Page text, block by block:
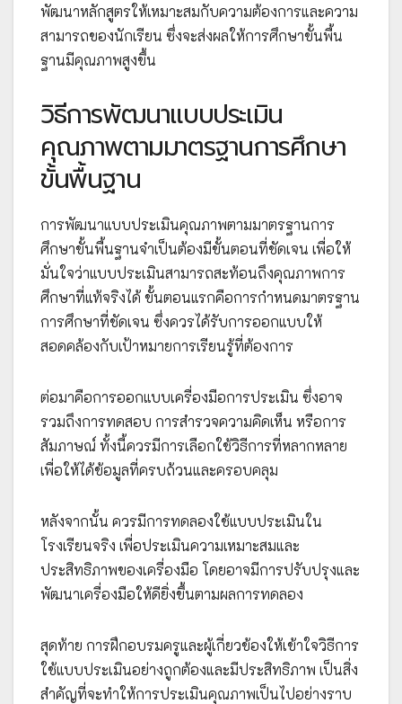
พัฒนาหลักสูตรให้เหมาะสมกับความต้องการและความ
สามารถของนักเรียน ซึ่งจะส่งผลให้การศึกษาขั้นพื้น
ฐานมีคุณภาพสูงขึ้น
วิธีการพัฒนาแบบประเมิน
คุณภาพตามมาตรฐานการศึกษา
ขั้นพื้นฐาน
การพัฒนาแบบประเมินคุณภาพตามมาตรฐานการ
ศึกษาขั้นพื้นฐานจำเป็นต้องมีขั้นตอนที่ชัดเจน เพื่อให้
มั่นใจว่าแบบประเมินสามารถสะท้อนถึงคุณภาพการ
ศึกษาที่แท้จริงได้ ขั้นตอนแรกคือการกำหนดมาตรฐาน
การศึกษาที่ชัดเจน ซึ่งควรได้รับการออกแบบให้
สอดคล้องกับเป้าหมายการเรียนรู้ที่ต้องการ
ต่อมาคือการออกแบบเครื่องมือการประเมิน ซึ่งอาจ
รวมถึงการทดสอบ การสำรวจความคิดเห็น หรือการ
สัมภาษณ์ ทั้งนี้ควรมีการเลือกใช้วิธีการที่หลากหลาย
เพื่อให้ได้ข้อมูลที่ครบถ้วนและครอบคลุม
หลังจากนั้น ควรมีการทดลองใช้แบบประเมินใน
โรงเรียนจริง เพื่อประเมินความเหมาะสมและ
ประสิทธิภาพของเครื่องมือ โดยอาจมีการปรับปรุงและ
พัฒนาเครื่องมือให้ดียิ่งขึ้นตามผลการทดลอง
สุดท้าย การฝึกอบรมครูและผู้เกี่ยวข้องให้เข้าใจวิธีการ
ใช้แบบประเมินอย่างถูกต้องและมีประสิทธิภาพ เป็นสิ่ง
สำคัญที่จะทำให้การประเมินคุณภาพเป็นไปอย่างราบ